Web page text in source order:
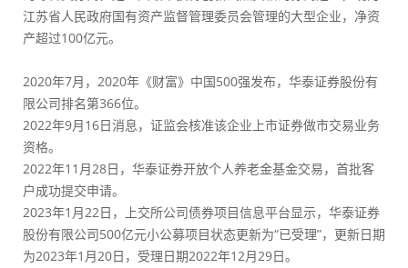
江苏省人民政府国有资产监督管理委员会管理的大型企业，净资
产超过100亿元。
2020年7月，2020年《财富》中国500强发布，华泰证券股份有
限公司排名第366位。
2022年9月16日消息，证监会核准该企业上市证券做市交易业务
资格。
2022年11月28日，华泰证券开放个人养老金基金交易，首批客
户成功提交申请。
2023年1月22日，上交所公司债券项目信息平台显示，华泰证券
股份有限公司500亿元小公募项目状态更新为“已受理”，更新日期
为2023年1月20日，受理日期2022年12月29日。